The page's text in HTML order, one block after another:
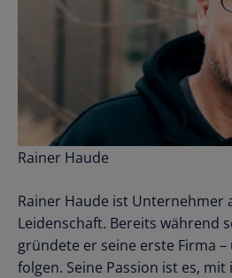
Rainer Haude
Rainer Haude ist Unternehmer
Leidenschaft. Bereits während
gründete er seine erste Firma
folgen. Seine Passion ist es,